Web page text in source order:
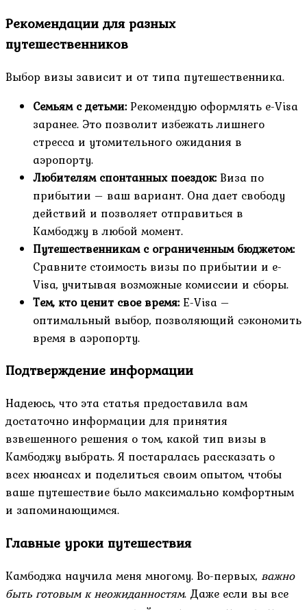
Рекомендации для разных
путешественников
Выбор визы зависит и от типа путешественника.
Семьям с детьми:Рекомендую оформлять e-Visa
заранее. Это позволит избежать лишнего
стресса и утомительного ожидания в
аэропорту.
Любителям спонтанных поездок:Виза по
прибытии – ваш вариант. Она дает свободу
действий и позволяет отправиться в
Камбоджу в любой момент.
Путешественникам с ограниченным бюджетом:
Сравните стоимость визы по прибытии и e-
Visa, учитывая возможные комиссии и сборы.
Тем, кто ценит свое время: E-Visa –
оптимальный выбор, позволяющий сэкономить
время в аэропорту.
Подтверждение информации
Надеюсь, что эта статья предоставила вам
достаточно информации для принятия
взвешенного решения о том, какой тип визы в
Камбоджу выбрать. Я постаралась рассказать о
всех нюансах и поделиться своим опытом, чтобы
ваше путешествие было максимально комфортным
и запоминающимся.
Главные уроки путешествия
Камбоджа научила меня многому. Во-первых, важно
быть готовым к неожиданностям. Даже если вы все